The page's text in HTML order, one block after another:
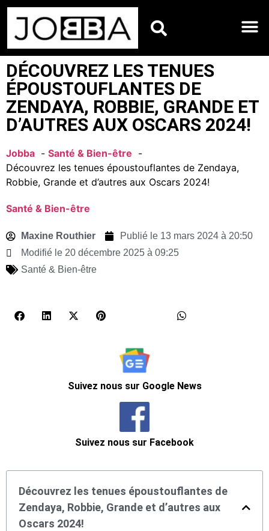
DÉCOUVREZ LES TENUES
ÉPOUSTOUFLANTES DE
ZENDAYA, ROBBIE, GRANDE ET
D’AUTRES AUX OSCARS 2024!
Jobba
Santé & Bien-être
Découvrez les tenues époustouflantes de Zendaya,
Robbie, Grande et d’autres aux Oscars 2024!
Santé & Bien-être
Maxine Routhier Publié le 13 mars 2024 à 20:50
Modifié le 20 décembre 2025 à 09:25
Santé & Bien-être
Suivez nous sur Google News
Suivez nous sur Facebook
Découvrez les tenues époustouflantes de
Zendaya, Robbie, Grande et d’autres aux
Oscars 2024!